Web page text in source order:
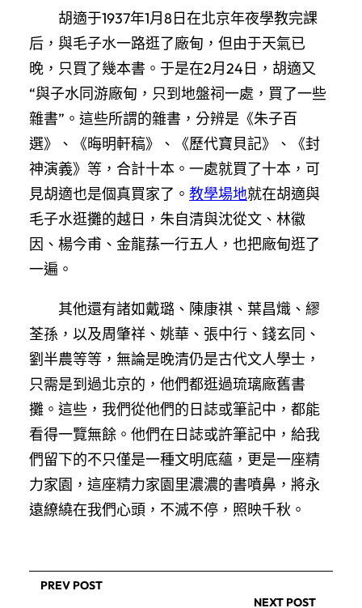
胡適于1937年1月8日在北京年夜學教完課
后，與毛子水一路逛了廠甸，但由于天氣已
晚，只買了幾本書。于是在2月24日，胡適又
“與子水同游廠甸，只到地盤祠一處，買了一些
雜書”。這些所謂的雜書，分辨是《朱子百
選》、《晦明軒稿》、《歷代寶貝記》、《封
神演義》等，合計十本。一處就買了十本，可
見胡適也是個真買家了。 教學場地就在胡適與
毛子水逛攤的越日，朱自清與沈從文、林徽
因、楊今甫、金龍蓀一行五人，也把廠甸逛了
一遍。
其他還有諸如戴璐、陳康祺、葉昌熾、繆
荃孫，以及周肇祥、姚華、張中行、錢玄同、
劉半農等等，無論是晚清仍是古代文人學士，
只需是到過北京的，他們都逛過琉璃廠舊書
攤。這些，我們從他們的日誌或筆記中，都能
看得一覽無餘。他們在日誌或許筆記中，給我
們留下的不只僅是一種文明底蘊，更是一座精
力家園，這座精力家園里濃濃的書噴鼻，將永
遠繚繞在我們心頭，不滅不停，照映千秋。
PREV POST
NEXT POST